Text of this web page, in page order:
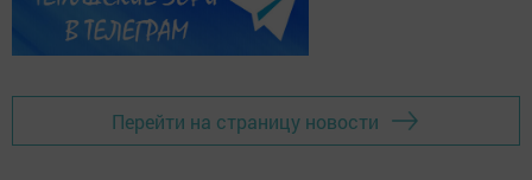
Перейти на страницу новости